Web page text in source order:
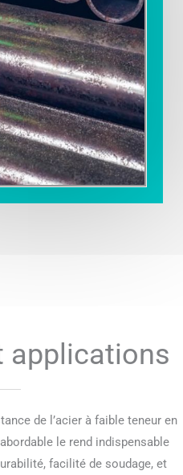
applications
de l’acier à faible teneur en
le rend indispensable
facilité de soudage, et